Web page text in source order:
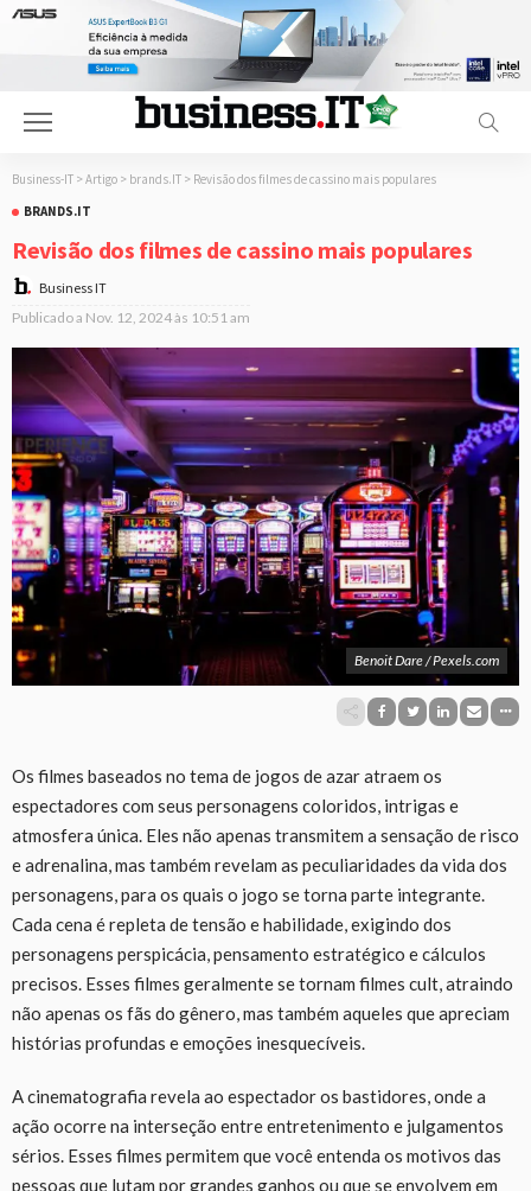
Business-IT > Artigo > brands.IT > Revisão dos filmes de cassino mais populares
BRANDS.IT
Revisão dos filmes de cassino mais populares
Business IT
Publicado a Nov. 12, 2024 às 10:51 am
Benoit Dare / Pexels.com
Os filmes baseados no tema de jogos de azar atraem os
espectadores com seus personagens coloridos, intrigas e
atmosfera única. Eles não apenas transmitem a sensação de risco
e adrenalina, mas também revelam as peculiaridades da vida dos
personagens, para os quais o jogo se torna parte integrante.
Cada cena é repleta de tensão e habilidade, exigindo dos
personagens perspicácia, pensamento estratégico e cálculos
precisos. Esses filmes geralmente se tornam filmes cult, atraindo
não apenas os fãs do gênero, mas também aqueles que apreciam
histórias profundas e emoções inesquecíveis.
A cinematografia revela ao espectador os bastidores, onde a
ação ocorre na interseção entre entretenimento e julgamentos
sérios. Esses filmes permitem que você entenda os motivos das
pessoas que lutam por grandes ganhos ou que se envolvem em